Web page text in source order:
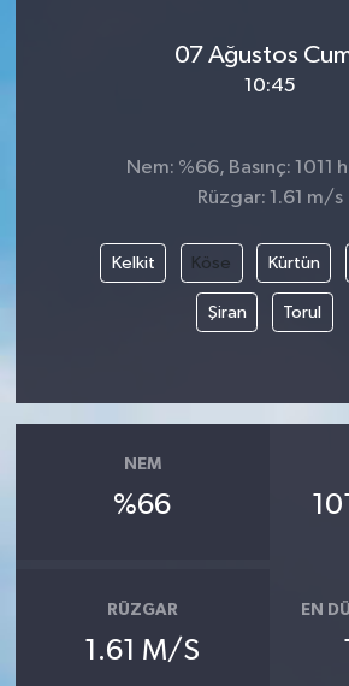
07 Ağustos
10:45
Nem: %66, Basınç: 1011
Rüzgar: 1.61 m/s
Kelkit Köse Kürtün
Şiran Torul
NEM
%66
RÜZGAR
1.61 M/S
EN